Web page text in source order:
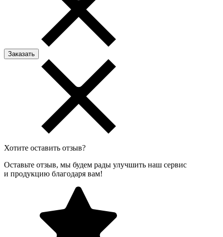
Хотите оставить отзыв?
Оставьте отзыв, мы будем рады улучшить наш сервис
и продукцию благодаря вам!